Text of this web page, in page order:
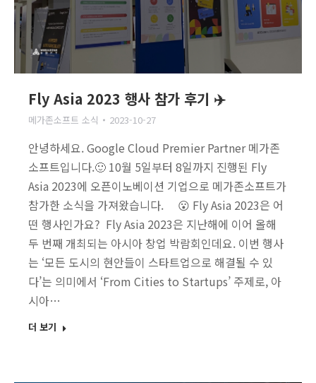
Fly Asia 2023 행사 참가 후기 ✈️
메가존소프트 소식 2023-10-27
안녕하세요. Google Cloud Premier Partner 메가존
소프트입니다.🙂 10월 5일부터 8일까지 진행된 Fly
Asia 2023에 오픈이노베이션 기업으로 메가존소프트가
참가한 소식을 가져왔습니다. 😮 Fly Asia 2023은 어
떤 행사인가요? Fly Asia 2023은 지난해에 이어 올해
두 번째 개최되는 아시아 창업 박람회인데요. 이번 행사
는 ‘모든 도시의 현안들이 스타트업으로 해결될 수 있
다’는 의미에서 ‘From Cities to Startups’ 주제로, 아
시아…
더 보기